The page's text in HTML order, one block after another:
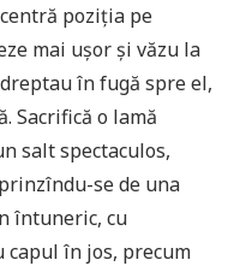
poziția pe
mai ușor și văzu la
în fugă spre el,
Sacrifică o lamă
salt spectaculos,
se de una
întuneric, cu
în jos, precum